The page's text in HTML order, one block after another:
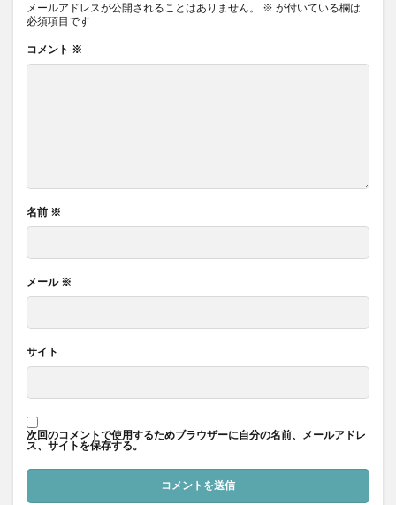
メールアドレスが公開されることはありません。 ※ が付いている欄は
必須項目です
コメント ※
名前 ※
メール ※
サイト
次回のコメントで使用するためブラウザーに自分の名前、メールアドレ
ス、サイトを保存する。